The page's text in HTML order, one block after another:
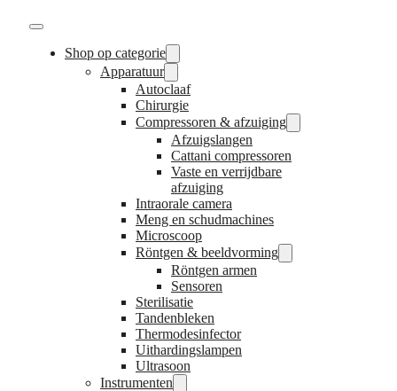
Shop op categorie
Apparatuur
Autoclaaf
Chirurgie
Compressoren & afzuiging
Afzuigslangen
Cattani compressoren
Vaste en verrijdbare
afzuiging
Intraorale camera
Meng en schudmachines
Microscoop
Röntgen & beeldvorming
Röntgen armen
Sensoren
Sterilisatie
Tandenbleken
Thermodesinfector
Uithardingslampen
Ultrasoon
Instrumenten